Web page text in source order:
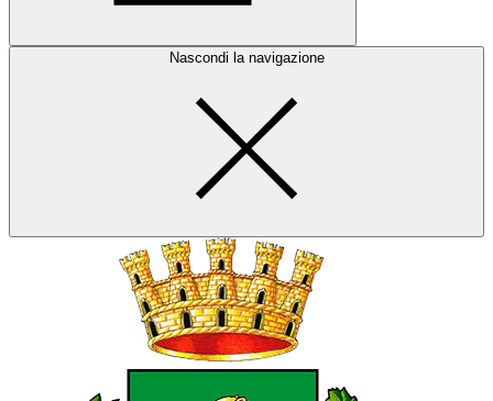
Nascondi la navigazione